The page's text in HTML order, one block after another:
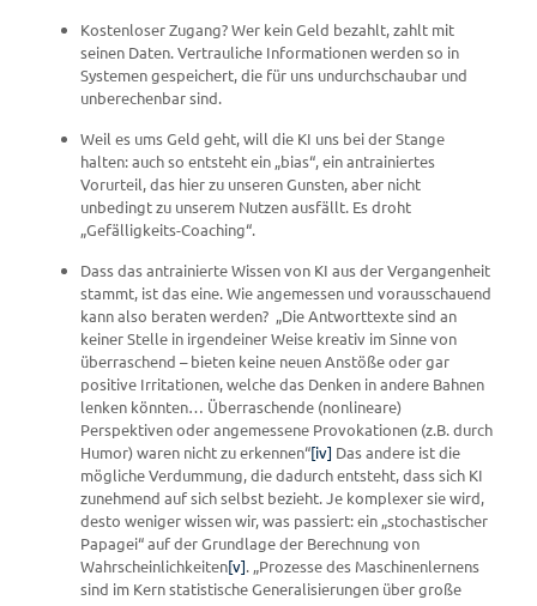
Kostenloser Zugang? Wer kein Geld bezahlt, zahlt mit
seinen Daten. Vertrauliche Informationen werden so in
Systemen gespeichert, die für uns undurchschaubar und
unberechenbar sind.
Weil es ums Geld geht, will die KI uns bei der Stange
halten: auch so entsteht ein „bias“, ein antrainiertes
Vorurteil, das hier zu unseren Gunsten, aber nicht
unbedingt zu unserem Nutzen ausfällt. Es droht
„Gefälligkeits-Coaching“.
Dass das antrainierte Wissen von KI aus der Vergangenheit
stammt, ist das eine. Wie angemessen und vorausschauend
kann also beraten werden? „Die Antworttexte sind an
keiner Stelle in irgendeiner Weise kreativ im Sinne von
überraschend – bieten keine neuen Anstöße oder gar
positive Irritationen, welche das Denken in andere Bahnen
lenken könnten… Überraschende (nonlineare)
Perspektiven oder angemessene Provokationen (z.B. durch
Humor) waren nicht zu erkennen“[iv] Das andere ist die
mögliche Verdummung, die dadurch entsteht, dass sich KI
zunehmend auf sich selbst bezieht. Je komplexer sie wird,
desto weniger wissen wir, was passiert: ein „stochastischer
Papagei“ auf der Grundlage der Berechnung von
Wahrscheinlichkeiten[v]. „Prozesse des Maschinenlernens
sind im Kern statistische Generalisierungen über große